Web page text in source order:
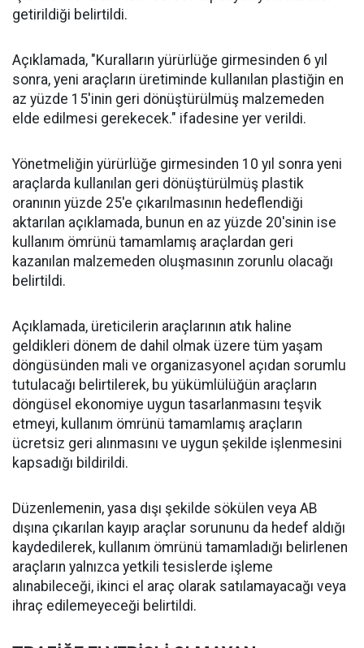
getirildiği belirtildi.
Açıklamada, "Kuralların yürürlüğe girmesinden 6 yıl
sonra, yeni araçların üretiminde kullanılan plastiğin en
az yüzde 15'inin geri dönüştürülmüş malzemeden
elde edilmesi gerekecek." ifadesine yer verildi.
Yönetmeliğin yürürlüğe girmesinden 10 yıl sonra yeni
araçlarda kullanılan geri dönüştürülmüş plastik
oranının yüzde 25'e çıkarılmasının hedeflendiği
aktarılan açıklamada, bunun en az yüzde 20'sinin ise
kullanım ömrünü tamamlamış araçlardan geri
kazanılan malzemeden oluşmasının zorunlu olacağı
belirtildi.
Açıklamada, üreticilerin araçlarının atık haline
geldikleri dönem de dahil olmak üzere tüm yaşam
döngüsünden mali ve organizasyonel açıdan sorumlu
tutulacağı belirtilerek, bu yükümlülüğün araçların
döngüsel ekonomiye uygun tasarlanmasını teşvik
etmeyi, kullanım ömrünü tamamlamış araçların
ücretsiz geri alınmasını ve uygun şekilde işlenmesini
kapsadığı bildirildi.
Düzenlemenin, yasa dışı şekilde sökülen veya AB
dışına çıkarılan kayıp araçlar sorununu da hedef aldığı
kaydedilerek, kullanım ömrünü tamamladığı belirlenen
araçların yalnızca yetkili tesislerde işleme
alınabileceği, ikinci el araç olarak satılamayacağı veya
ihraç edilemeyeceği belirtildi.